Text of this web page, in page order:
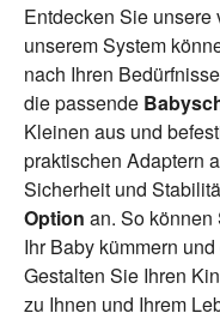
Entdecken Sie
unserem System
nach Ihren
die passende
Kleinen aus und
praktischen Adaptern
Sicherheit und
Option an. So
Ihr Baby kümmern
Gestalten Sie Ihren
zu Ihnen und Ihrem